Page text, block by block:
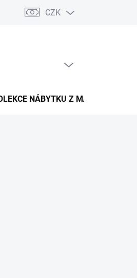
údajů Pojištění zásilky
CZK
NÁBYTKU Z MASIVU